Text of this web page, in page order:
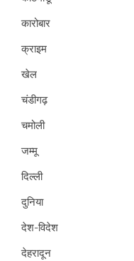
कारोबार
क्राइम
खेल
चंडीगढ़
चमोली
जम्मू
दिल्ली
दुनिया
देश-विदेश
देहरादून